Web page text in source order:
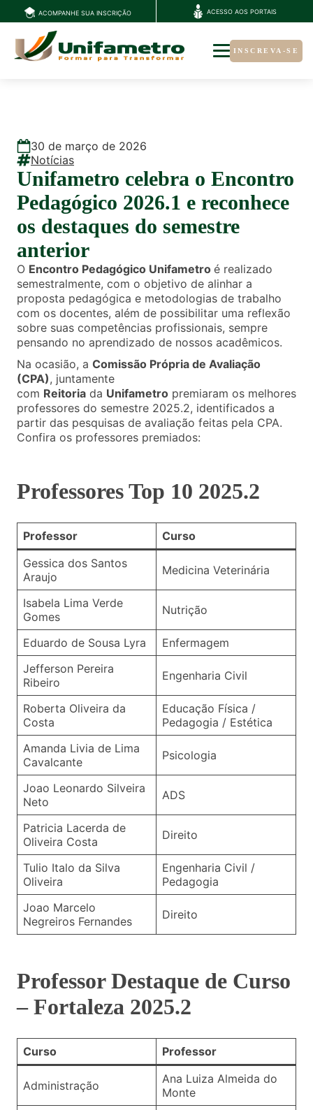
ACOMPANHE SUA INSCRIÇÃO ACESSO AOS PORTAIS
INSCREVA-SE
30 de março de 2026
Notícias
Unifametro celebra o Encontro
Pedagógico 2026.1 e reconhece
os destaques do semestre
anterior
O Encontro Pedagógico Unifametro é realizado
semestralmente, com o objetivo de alinhar a
proposta pedagógica e metodologias de trabalho
com os docentes, além de possibilitar uma reflexão
sobre suas competências profissionais, sempre
pensando no aprendizado de nossos acadêmicos.
Na ocasião, a Comissão Própria de Avaliação
(CPA), juntamente
com Reitoria da Unifametro premiaram os melhores
professores do semestre 2025.2, identificados a
partir das pesquisas de avaliação feitas pela CPA.
Confira os professores premiados:
Professores Top 10 2025.2
Professor
Curso
Gessica dos Santos
Araujo
Medicina Veterinária
Isabela Lima Verde
Gomes
Nutrição
Eduardo de Sousa Lyra
Enfermagem
Jefferson Pereira
Ribeiro
Engenharia Civil
Roberta Oliveira da
Costa
Educação Física /
Pedagogia / Estética
Amanda Livia de Lima
Cavalcante
Psicologia
Joao Leonardo Silveira
Neto
ADS
Patricia Lacerda de
Oliveira Costa
Direito
Tulio Italo da Silva
Oliveira
Engenharia Civil /
Pedagogia
Joao Marcelo
Negreiros Fernandes
Direito
Professor Destaque de Curso
– Fortaleza 2025.2
Curso Professor
Administração
Ana Luiza Almeida do
Monte